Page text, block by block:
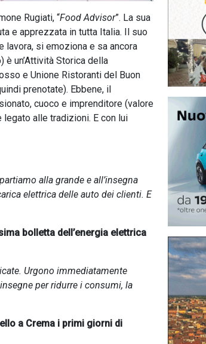
Rugiati, “Food Advisor”. La sua
e apprezzata in tutta Italia. Il suo
si emoziona e sa ancora
è un’Attività Storica della
e Unione Ristoranti del Buon
prenotate). Ebbene, il
cuoco e imprenditore (valore
alle tradizioni. E con lui
alla grande e all’insegna
elettrica delle auto dei clienti. E
bolletta dell’energia elettrica
Urgono immediatamente
per ridurre i consumi, la
a Crema i primi giorni di